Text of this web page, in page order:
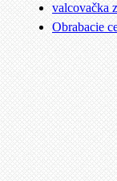
valcovačka
Obrabacie